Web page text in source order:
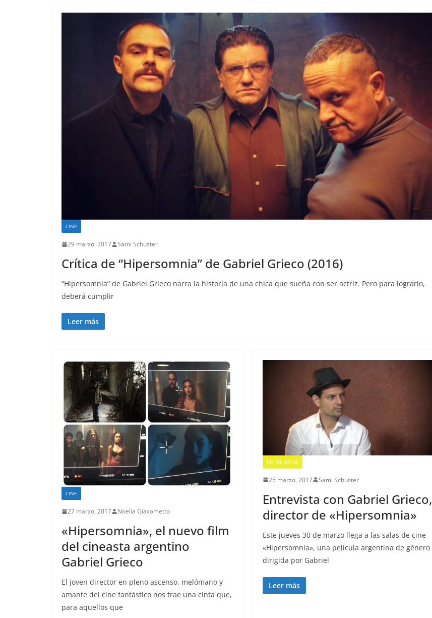
CINE
29 marzo, 2017 Sami Schuster
Crítica de “Hipersomnia” de Gabriel Grieco (2016)
“Hipersomnia” de Gabriel Grieco narra la historia de una chica que sueña con ser actriz. Pero para lograrlo,
deberá cumplir
Leer más
CINE
27 marzo, 2017 Noelia Giacometto
«Hipersomnia», el nuevo film
del cineasta argentino
Gabriel Grieco
El joven director en pleno ascenso, melómano y
amante del cine fantástico nos trae una cinta que,
para aquellos que
ENTREVISTAS
25 marzo, 2017 Sami Schuster
Entrevista con Gabriel Grieco,
director de «Hipersomnia»
Este jueves 30 de marzo llega a las salas de cine
«Hipersomnia», una película argentina de género
dirigida por Gabriel
Leer más